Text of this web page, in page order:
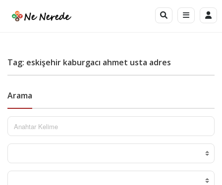
Tag: eskişehir kaburgacı ahmet usta adres
Arama